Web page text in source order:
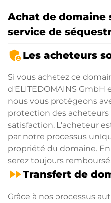
Achat de domaine
service de
admin_panel_settingsLes acheteurs
Si vous achetez ce
d'ELITEDOMAINS
nous vous protégeons
protection des
satisfaction. L'acheteur
par notre processus
propriété du domaine.
serez toujours remboursé.
fast_forwardTransfert de
Grâce à nos processus